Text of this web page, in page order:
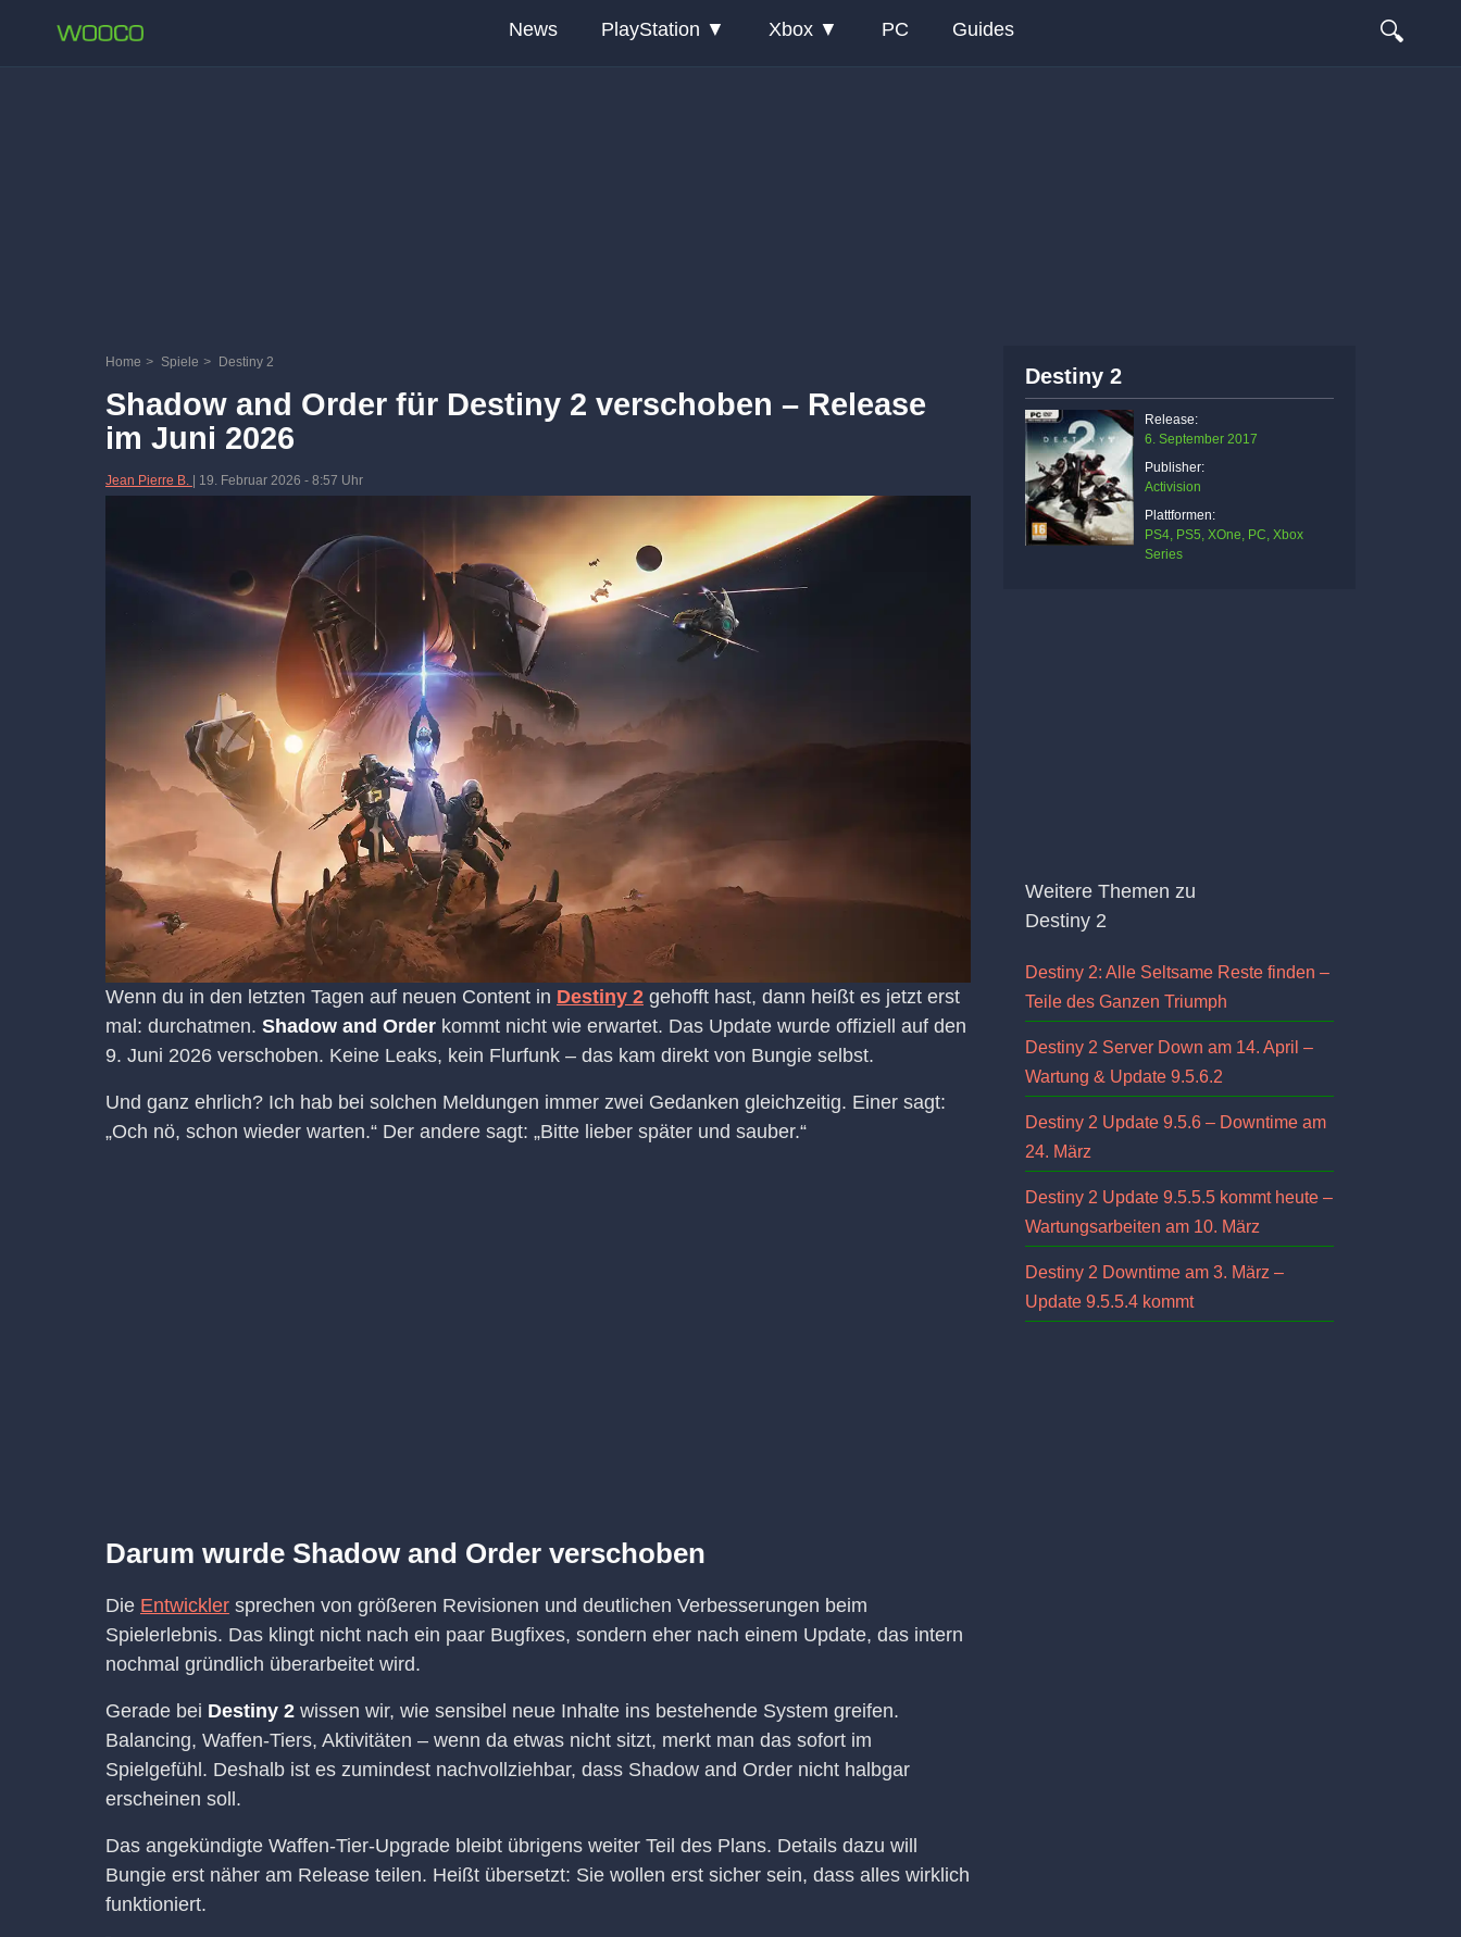
News PlayStation Xbox PC Guides 🔍
Home > Spiele > Destiny 2
Shadow and Order für Destiny 2 verschoben – Release
im Juni 2026
Jean Pierre B. 19. Februar 2026 - 8:57 Uhr
Wenn du in den letzten Tagen auf neuen Content in Destiny 2 gehofft hast, dann heißt es jetzt erst
mal: durchatmen. Shadow and Order kommt nicht wie erwartet. Das Update wurde offiziell auf den
9. Juni 2026 verschoben. Keine Leaks, kein Flurfunk – das kam direkt von Bungie selbst.
Und ganz ehrlich? Ich hab bei solchen Meldungen immer zwei Gedanken gleichzeitig. Einer sagt:
„Och nö, schon wieder warten.“ Der andere sagt: „Bitte lieber später und sauber.“
Darum wurde Shadow and Order verschoben
Die Entwickler sprechen von größeren Revisionen und deutlichen Verbesserungen beim
Spielerlebnis. Das klingt nicht nach ein paar Bugfixes, sondern eher nach einem Update, das intern
nochmal gründlich überarbeitet wird.
Gerade bei Destiny 2 wissen wir, wie sensibel neue Inhalte ins bestehende System greifen.
Balancing, Waffen-Tiers, Aktivitäten – wenn da etwas nicht sitzt, merkt man das sofort im
Spielgefühl. Deshalb ist es zumindest nachvollziehbar, dass Shadow and Order nicht halbgar
erscheinen soll.
Das angekündigte Waffen-Tier-Upgrade bleibt übrigens weiter Teil des Plans. Details dazu will
Bungie erst näher am Release teilen. Heißt übersetzt: Sie wollen erst sicher sein, dass alles wirklich
funktioniert.
Destiny 2
Release:
6. September 2017
Publisher:
Activision
Plattformen:
PS4, PS5, XOne, PC, Xbox
Series
Weitere Themen zu
Destiny 2
Destiny 2: Alle Seltsame Reste finden –
Teile des Ganzen Triumph
Destiny 2 Server Down am 14. April –
Wartung & Update 9.5.6.2
Destiny 2 Update 9.5.6 – Downtime am
24. März
Destiny 2 Update 9.5.5.5 kommt heute –
Wartungsarbeiten am 10. März
Destiny 2 Downtime am 3. März –
Update 9.5.5.4 kommt